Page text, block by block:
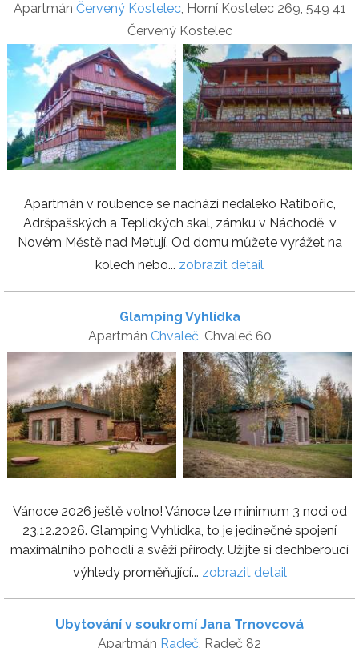
Apartmán Červený Kostelec, Horní Kostelec 269, 549 41
Červený Kostelec
Apartmán v roubence se nachází nedaleko Ratibořic,
Adršpašských a Teplických skal, zámku v Náchodě, v
Novém Městě nad Metují. Od domu můžete vyrážet na
kolech nebo... zobrazit detail
Glamping Vyhlídka
Apartmán Chvaleč , Chvaleč 60
Vánoce 2026 ještě volno! Vánoce lze minimum 3 noci od
23.12.2026. Glamping Vyhlídka, to je jedinečné spojení
maximálního pohodlí a svěží přírody. Užijte si dechberoucí
výhledy proměňující... zobrazit detail
Ubytování v soukromí Jana Trnovcová
Apartmán Radeč , Radeč 82